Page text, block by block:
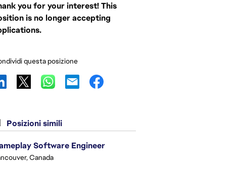
you for your interest! This
is no longer accepting
questa posizione
Posizioni simili
Software Engineer
Canada